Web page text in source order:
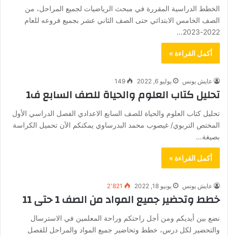
الخطط الدراسية المقررة في مبحث الرياضيات لجميع المراحل، من
الصف الخامس الابتدائي حتى الصف الثاني عشر بجميع فروعه للعام
2022-2023…
أكمل القراءة »
عايش يونس يوليو 6, 2022 149
تحليل كتاب العلوم والحياة للصف السابع ف1
تحليل كتاب العلوم والحياة للصف السابع الاعدادي الفصل الدراسي الأول
المختص التربوي/ غيصوب محمد البدرساوي يمكنكم الآن تحميل الكراسة
بصيغة…
أكمل القراءة »
عايش يونس يونيو 18, 2022 2٬821
خطط وتحضير جميع المواد من الصف 1 حتى 11
نضع بين أيديكم ومن أجل راحتكم وراحة المعلمين في الاسترسال
والتحضير لكل درس، خطط وتحاضير جميع المواد والمراحل للفصل